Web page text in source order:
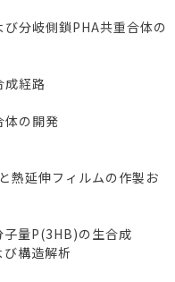
分岐側鎖PHA共重合体の
経路
の開発
延伸フィルムの作製お
量P(3HB)の生合成
構造解析